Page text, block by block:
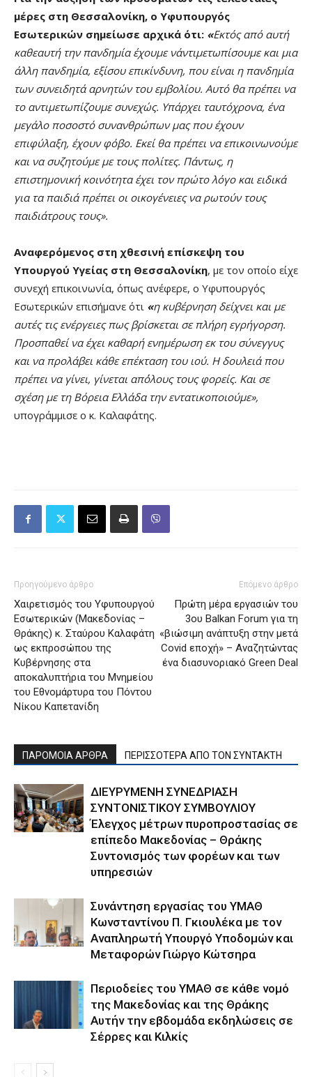
μέρες στη Θεσσαλονίκη, ο Υφυπουργός
Εσωτερικών σημείωσε αρχικά ότι: «Εκτός από αυτή
καθεαυτή την πανδημία έχουμε ν΄αντιμετωπίσουμε και μια
άλλη πανδημία, εξίσου επικίνδυνη, που είναι η πανδημία
των συνειδητά αρνητών του εμβολίου. Αυτό θα πρέπει να
το αντιμετωπίζουμε συνεχώς. Υπάρχει ταυτόχρονα, ένα
μεγάλο ποσοστό συνανθρώπων μας που έχουν
επιφύλαξη, έχουν φόβο. Εκεί θα πρέπει να επικοινωνούμε
και να συζητούμε με τους πολίτες. Πάντως, η
επιστημονική κοινότητα έχει τον πρώτο λόγο και ειδικά
για τα παιδιά πρέπει οι οικογένειες να ρωτούν τους
παιδιάτρους τους».
Αναφερόμενος στη χθεσινή επίσκεψη του
Υπουργού Υγείας στη Θεσσαλονίκη, με τον οποίο είχε
συνεχή επικοινωνία, όπως ανέφερε, ο Υφυπουργός
Εσωτερικών επισήμανε ότι «η κυβέρνηση δείχνει και με
αυτές τις ενέργειες πως βρίσκεται σε πλήρη εγρήγορση.
Προσπαθεί να έχει καθαρή ενημέρωση εκ του σύνεγγυς
και να προλάβει κάθε επέκταση του ιού. Η δουλειά που
πρέπει να γίνει, γίνεται απ΄όλους τους φορείς. Και σε
σχέση με τη Βόρεια Ελλάδα την εντατικοποιούμε»,
υπογράμμισε ο κ. Καλαφάτης.
Προηγούμενο άρθρο
Χαιρετισμός του Υφυπουργού
Εσωτερικών (Μακεδονίας –
Θράκης) κ. Σταύρου Καλαφάτη
ως εκπροσώπου της
Κυβέρνησης στα
αποκαλυπτήρια του Μνημείου
του Εθνομάρτυρα του Πόντου
Νίκου Καπετανίδη
Επόμενο άρθρο
Πρώτη μέρα εργασιών του
3ου Balkan Forum για τη
«βιώσιμη ανάπτυξη στην μετά
Covid εποχή» – Αναζητώντας
ένα διασυνοριακό Green Deal
ΠΑΡΟΜΟΙΑ ΑΡΘΡΑ ΠΕΡΙΣΣΟΤΕΡΑ ΑΠΟ ΤΟΝ ΣΥΝΤΑΚΤΗ
ΔΙΕΥΡΥΜΕΝΗ ΣΥΝΕΔΡΙΑΣΗ
ΣΥΝΤΟΝΙΣΤΙΚΟΥ ΣΥΜΒΟΥΛΙΟΥ
Έλεγχος μέτρων πυροπροστασίας σε
επίπεδο Μακεδονίας – Θράκης
Συντονισμός των φορέων και των
υπηρεσιών
Συνάντηση εργασίας του ΥΜΑΘ
Κωνσταντίνου Π. Γκιουλέκα με τον
Αναπληρωτή Υπουργό Υποδομών και
Μεταφορών Γιώργο Κώτσηρα
Περιοδείες του ΥΜΑΘ σε κάθε νομό
της Μακεδονίας και της Θράκης
Αυτήν την εβδομάδα εκδηλώσεις σε
Σέρρες και Κιλκίς